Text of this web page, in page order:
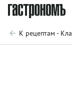
К рецептам -